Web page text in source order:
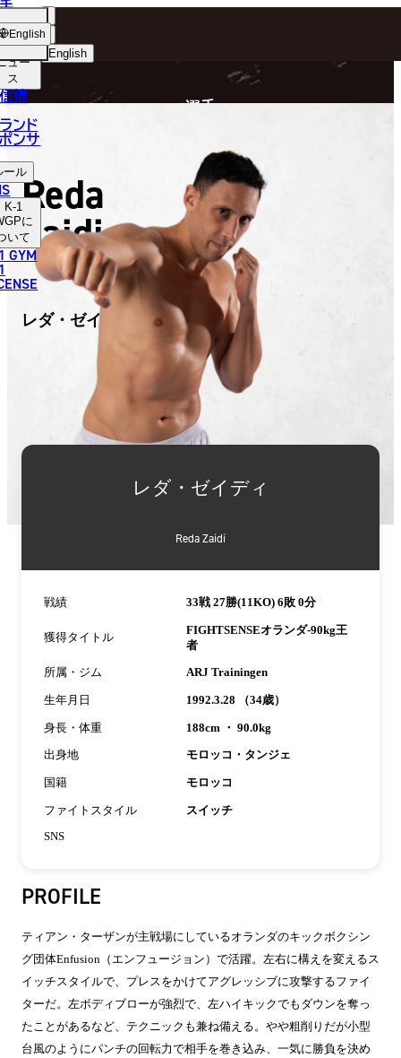
English
中文（简体）
中文（繁體）
ไทย
العربية
ョッ
プ
ュー
ス
情
ンド
ンサ
ール
K-1
に
いて
GYM
English
選手
Reda
Zaidi
レダ・ゼイディ
レダ・ゼイディ
Reda Zaidi
戦績 33戦 27勝(11KO) 6敗 0分
獲得タイトル
FIGHTSENSEオランダ-90kg王
者
所属・ジム ARJ Trainingen
生年月日 1992.3.28 （34歳）
身長・体重 188cm ・ 90.0kg
出身地 モロッコ・タンジェ
国籍 モロッコ
ファイトスタイル スイッチ
SNS
PROFILE
ティアン・ターザンが主戦場にしているオランダのキックボクシン
グ団体Enfusion（エンフュージョン）で活躍。左右に構えを変えるス
イッチスタイルで、プレスをかけてアグレッシブに攻撃するファイ
ターだ。左ボディブローが強烈で、左ハイキックでもダウンを奪っ
たことがあるなど、テクニックも兼ね備える。やや粗削りだが小型
台風のようにパンチの回転力で相手を巻き込み、一気に勝負を決め